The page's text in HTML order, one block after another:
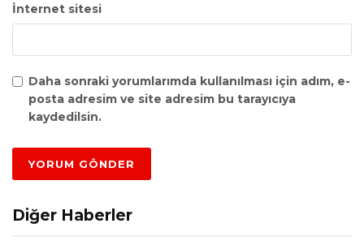
İnternet sitesi
Daha sonraki yorumlarımda kullanılması için adım, e-
posta adresim ve site adresim bu tarayıcıya
kaydedilsin.
Diğer Haberler